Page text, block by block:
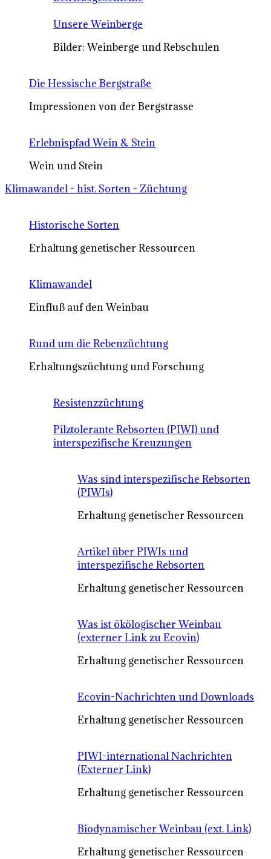
Unsere Weinberge
Bilder: Weinberge und Rebschulen
Die Hessische Bergstraße
Impressionen von der Bergstrasse
Erlebnispfad Wein & Stein
Wein und Stein
Klimawandel - hist. Sorten - Züchtung
Historische Sorten
Erhaltung genetischer Ressourcen
Klimawandel
Einfluß auf den Weinbau
Rund um die Rebenzüchtung
Erhaltungszüchtung und Forschung
Resistenzzüchtung
Pilztolerante Rebsorten (PIWI) und
interspezifische Kreuzungen
Was sind interspezifische Rebsorten
(PIWIs)
Erhaltung genetischer Ressourcen
Artikel über PIWIs und
interspezifische Rebsorten
Erhaltung genetischer Ressourcen
Was ist ökölogischer Weinbau
(externer Link zu Ecovin)
Erhaltung genetischer Ressourcen
Ecovin-Nachrichten und Downloads
Erhaltung genetischer Ressourcen
PIWI-international Nachrichten
(Externer Link)
Erhaltung genetischer Ressourcen
Biodynamischer Weinbau (ext. Link)
Erhaltung genetischer Ressourcen